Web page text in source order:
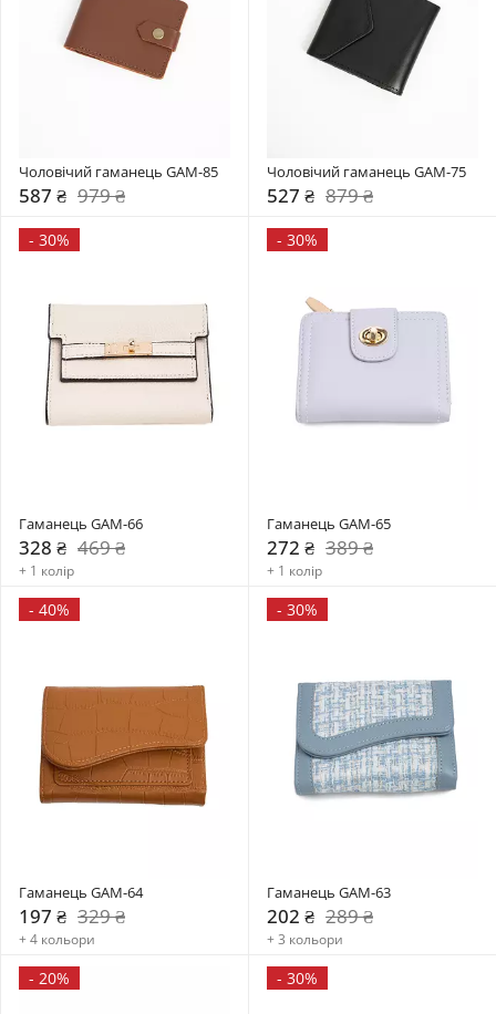
Чоловічий гаманець GAM-85
587 ₴ 979 ₴
Чоловічий гаманець GAM-75
527 ₴ 879 ₴
- 30%
Гаманець GAM-66
328 ₴ 469 ₴
+ 1 колір
- 30%
Гаманець GAM-65
272 ₴ 389 ₴
+ 1 колір
- 40%
Гаманець GAM-64
197 ₴ 329 ₴
+ 4 кольори
- 30%
Гаманець GAM-63
202 ₴ 289 ₴
+ 3 кольори
- 20% - 30%